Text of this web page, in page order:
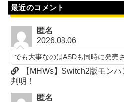
最近のコメント
匿名
2026.08.06
でも大事なのはASDも同時に発売
【MHWs】Switch2版モン
判明！
匿名